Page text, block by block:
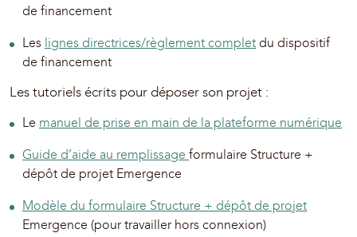
de financement
Les lignes directrices/règlement complet du dispositif
de financement
Les tutoriels écrits pour déposer son projet :
Le manuel de prise en main de la plateforme numérique
Guide d’aide au remplissage formulaire Structure +
dépôt de projet Emergence
Modèle du formulaire Structure + dépôt de projet
Emergence (pour travailler hors connexion)